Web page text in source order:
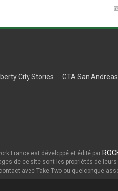
City Stories GTA San Andreas
France est développé et édité par
de ce site sont les propriétés de
avec Take-Two ou quelconque